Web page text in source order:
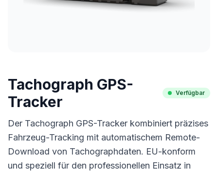
Tachograph GPS-
Tracker
Verfügbar
Der Tachograph GPS-Tracker kombiniert präzises
Fahrzeug-Tracking mit automatischem Remote-
Download von Tachographdaten. EU-konform
und speziell für den professionellen Einsatz in